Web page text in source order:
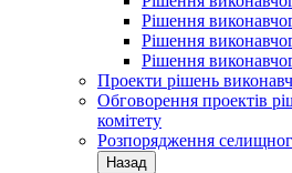
Рішення
Рішення
Рішення
Проекти рішень
Обговорення проектів
комітету
Розпорядження
Назад